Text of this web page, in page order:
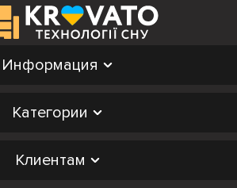
Информация
Категории
Клиентам